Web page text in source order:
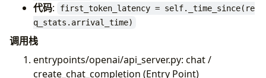
代码:
first_token_latency = self._time_since(re
q_stats.arrival_time)
调用栈
entrypoints/openai/api_server.py: chat /
create_chat_completion (Entry Point)